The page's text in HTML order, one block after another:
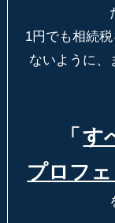
1円でも相続
ないように、
「 す
プロフ